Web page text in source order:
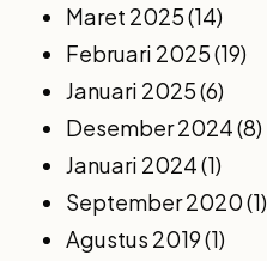
Maret 2025(14)
Februari 2025(19)
Januari 2025(6)
Desember 2024(8)
Januari 2024(1)
September 2020(1)
Agustus 2019(1)